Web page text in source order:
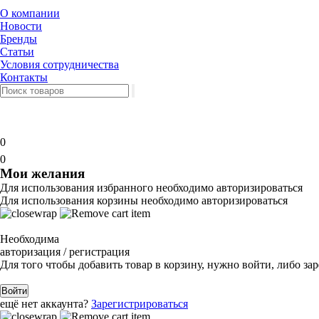
О компании
Новости
Бренды
Статьи
Условия сотрудничества
Контакты
0
0
Мои желания
Для использования избранного необходимо авторизироваться
Для использования корзины необходимо авторизироваться
Необходима
авторизация / регистрация
Для того чтобы добавить товар в корзину, нужно войти, либо
Войти
ещё нет аккаунта? Зарегистрироваться